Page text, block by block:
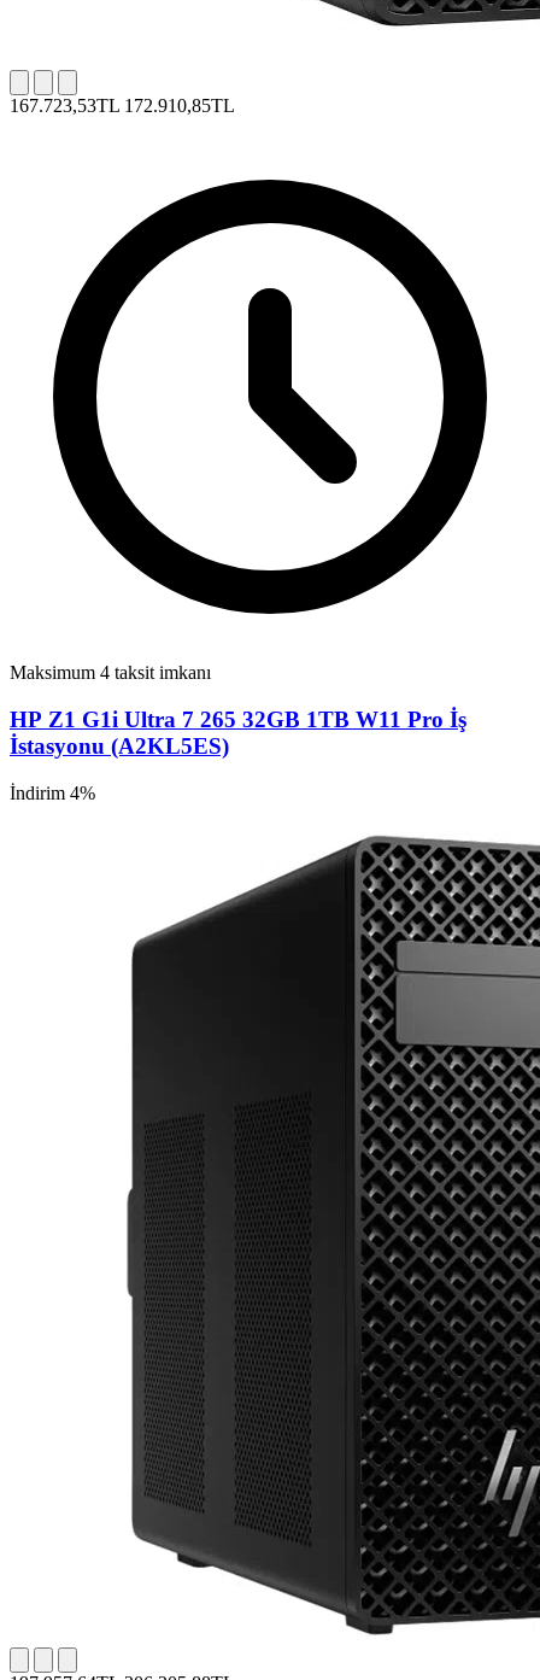
167.723,53TL 172.910,85TL
Maksimum 4 taksit imkanı
HP Z1 G1i Ultra 7 265 32GB 1TB W11 Pro İş
İstasyonu (A2KL5ES)
İndirim 4%